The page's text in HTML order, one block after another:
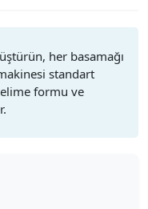
her basamağı
standart
formu ve